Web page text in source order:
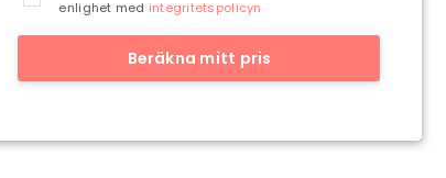
enlighet med integritetspolicyn
Beräkna mitt pris